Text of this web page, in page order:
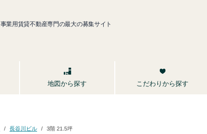
業用賃貸不動産専門の最大の募集サイト
地図から探す こだわりから探す
長谷川ビル 3階 21.5坪